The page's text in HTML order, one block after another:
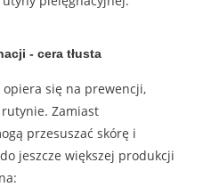
- cera tłusta
się na prewencji,
Zamiast
przesuszać skórę i
jeszcze większej produkcji